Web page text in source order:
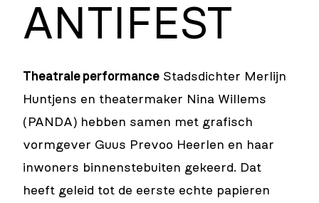
ANTIFEST
Theatrale performance Stadsdichter Merlijn
Huntjens en theatermaker Nina Willems
(PANDA) hebben samen met grafisch
vormgever Guus Prevoo Heerlen en haar
inwoners binnenstebuiten gekeerd. Dat
heeft geleid tot de eerste echte papieren